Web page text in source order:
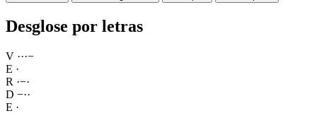
Desglose por letras
V ···−
E ·
R ·−·
D −··
E ·